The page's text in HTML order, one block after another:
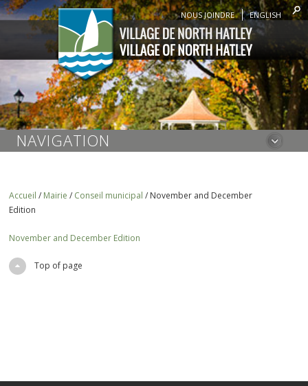
NOUS JOINDRE ENGLISH
NAVIGATION
Accueil / Mairie / Conseil municipal / November and December
Edition
November and December Edition
Top of page